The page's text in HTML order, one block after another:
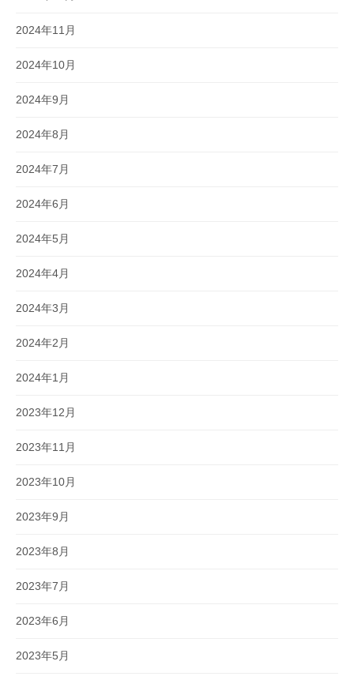
2024年11月
2024年10月
2024年9月
2024年8月
2024年7月
2024年6月
2024年5月
2024年4月
2024年3月
2024年2月
2024年1月
2023年12月
2023年11月
2023年10月
2023年9月
2023年8月
2023年7月
2023年6月
2023年5月